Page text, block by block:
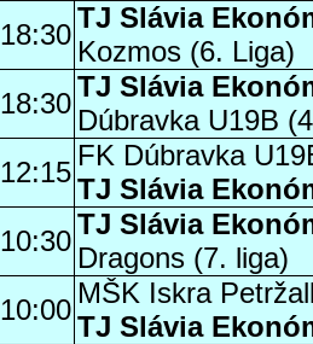
18:30
TJ Slávia
Kozmos (6. Liga)
18:30
TJ Slávia
Dúbravka U19B
12:15
FK Dúbravka
TJ Slávia
10:30
TJ Slávia
Dragons (7. liga)
10:00
MŠK Iskra
TJ Slávia